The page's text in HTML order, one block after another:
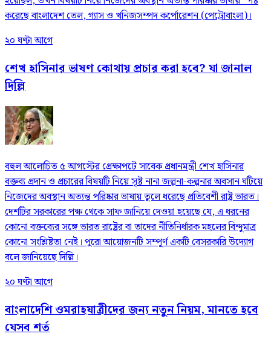
করেছে বাংলাদেশ তেল, গ্যাস ও খনিজসম্পদ কর্পোরেশন (পেট্রোবাংলা)।
২০ ঘণ্টা আগে
শেখ হাসিনার ভাষণ কোথায় প্রচার করা হবে? যা জানাল
দিল্লি
বহুল আলোচিত ৫ আগস্টের প্রেক্ষাপটে সাবেক প্রধানমন্ত্রী শেখ হাসিনার
বক্তব্য প্রদান ও প্রচারের বিষয়টি নিয়ে সৃষ্ট নানা জল্পনা-কল্পনার অবসান ঘটিয়ে
নিজেদের অবস্থান অত্যন্ত পরিষ্কার ভাষায় তুলে ধরেছে প্রতিবেশী রাষ্ট্র ভারত।
দেশটির সরকারের পক্ষ থেকে সাফ জানিয়ে দেওয়া হয়েছে যে, এ ধরনের
কোনো বক্তব্যের সঙ্গে ভারত রাষ্ট্রের বা তাদের নীতিনির্ধারক মহলের বিন্দুমাত্র
কোনো সংশ্লিষ্টতা নেই। পুরো আয়োজনটি সম্পূর্ণ একটি বেসরকারি উদ্যোগ
বলে জানিয়েছে দিল্লি।
২০ ঘণ্টা আগে
বাংলাদেশি ওমরাহযাত্রীদের জন্য নতুন নিয়ম, মানতে হবে
যেসব শর্ত